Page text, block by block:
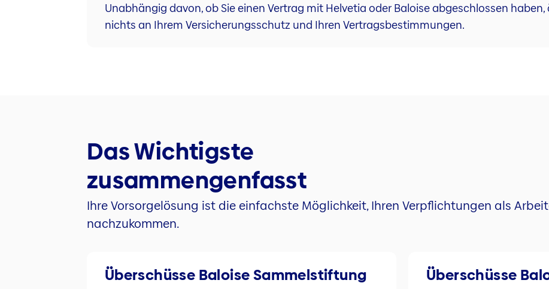
Unabhängig davon, ob Sie einen Vertrag mit Helvetia oder Baloise abgeschlossen
nichts an Ihrem Versicherungsschutz und Ihren Vertragsbestimmungen.
Das Wichtigste
zusammengenfasst
Ihre Vorsorgelösung ist die einfachste Möglichkeit, Ihren Verpflichtungen als
nachzukommen.
Überschüsse Baloise Sammelstiftung
Überschüsse